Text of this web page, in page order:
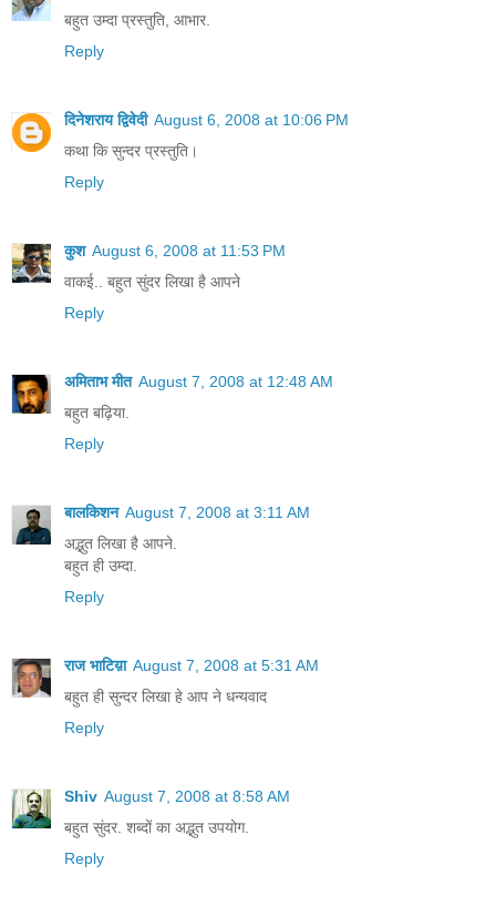
बहुत उम्दा प्रस्तुति, आभार.
Reply
दिनेशराय द्विवेदी August 6, 2008 at 10:06 PM
कथा कि सुन्दर प्रस्तुति।
Reply
कुश August 6, 2008 at 11:53 PM
वाकई.. बहुत सुंदर लिखा है आपने
Reply
अमिताभ मीत August 7, 2008 at 12:48 AM
बहुत बढ़िया.
Reply
बालकिशन August 7, 2008 at 3:11 AM
अद्भुत लिखा है आपने.
बहुत ही उम्दा.
Reply
राज भाटिय़ा August 7, 2008 at 5:31 AM
बहुत ही सुन्दर लिखा हे आप ने धन्यवाद
Reply
Shiv August 7, 2008 at 8:58 AM
बहुत सुंदर. शब्दों का अद्भुत उपयोग.
Reply